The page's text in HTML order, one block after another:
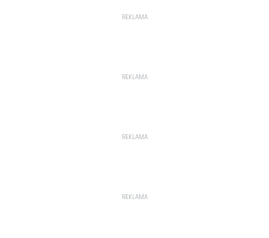
REKLAMA
REKLAMA
REKLAMA
REKLAMA